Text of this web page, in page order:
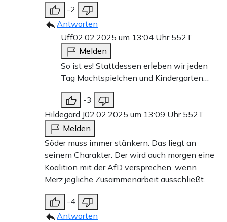
-2
Antworten
Uff02.02.2025 um 13:04 Uhr 552T
Melden
So ist es! Stattdessen erleben wir jeden
Tag Machtspielchen und Kindergarten…
-3
Hildegard J02.02.2025 um 13:09 Uhr 552T
Melden
Söder muss immer stänkern. Das liegt an
seinem Charakter. Der wird auch morgen eine
Koalition mit der AfD versprechen, wenn
Merz jegliche Zusammenarbeit ausschließt.
-4
Antworten